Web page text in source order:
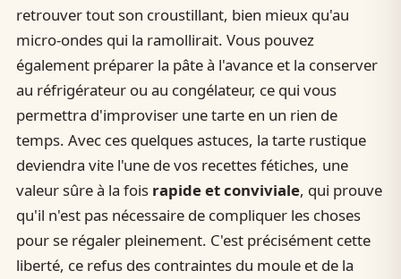
retrouver tout son croustillant, bien mieux qu'au
micro-ondes qui la ramollirait. Vous pouvez
également préparer la pâte à l'avance et la conserver
au réfrigérateur ou au congélateur, ce qui vous
permettra d'improviser une tarte en un rien de
temps. Avec ces quelques astuces, la tarte rustique
deviendra vite l'une de vos recettes fétiches, une
valeur sûre à la fois rapide et conviviale, qui prouve
qu'il n'est pas nécessaire de compliquer les choses
pour se régaler pleinement. C'est précisément cette
liberté, ce refus des contraintes du moule et de la